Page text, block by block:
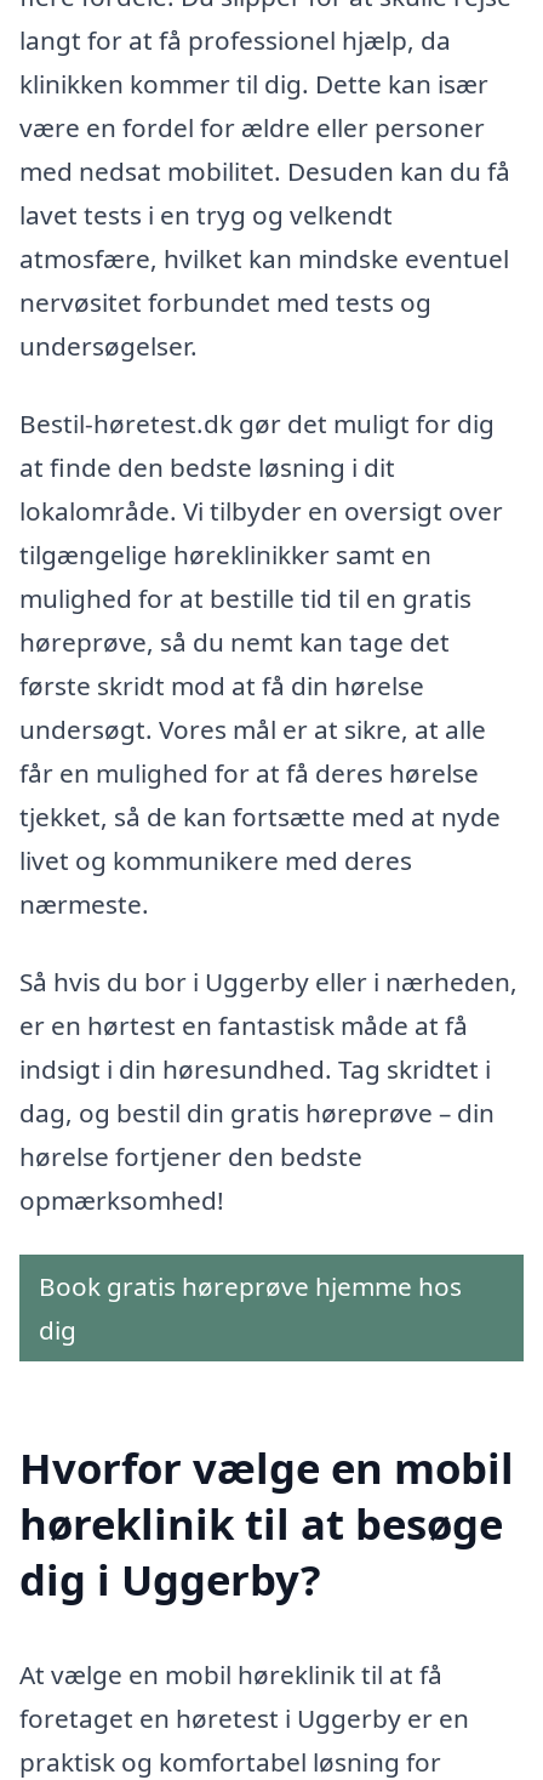
langt for at få professionel hjælp, da
klinikken kommer til dig. Dette kan især
være en fordel for ældre eller personer
med nedsat mobilitet. Desuden kan du få
lavet tests i en tryg og velkendt
atmosfære, hvilket kan mindske eventuel
nervøsitet forbundet med tests og
undersøgelser.
Bestil-høretest.dk gør det muligt for dig
at finde den bedste løsning i dit
lokalområde. Vi tilbyder en oversigt over
tilgængelige høreklinikker samt en
mulighed for at bestille tid til en gratis
høreprøve, så du nemt kan tage det
første skridt mod at få din hørelse
undersøgt. Vores mål er at sikre, at alle
får en mulighed for at få deres hørelse
tjekket, så de kan fortsætte med at nyde
livet og kommunikere med deres
nærmeste.
Så hvis du bor i Uggerby eller i nærheden,
er en hørtest en fantastisk måde at få
indsigt i din høresundhed. Tag skridtet i
dag, og bestil din gratis høreprøve – din
hørelse fortjener den bedste
opmærksomhed!
Book gratis høreprøve hjemme hos
dig
Hvorfor vælge en mobil
høreklinik til at besøge
dig i Uggerby?
At vælge en mobil høreklinik til at få
foretaget en høretest i Uggerby er en
praktisk og komfortabel løsning for